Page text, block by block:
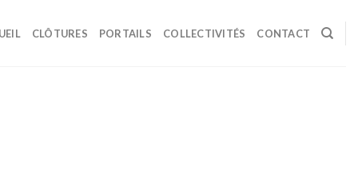
CLÔTURES PORTAILS COLLECTIVITÉS CONTACT